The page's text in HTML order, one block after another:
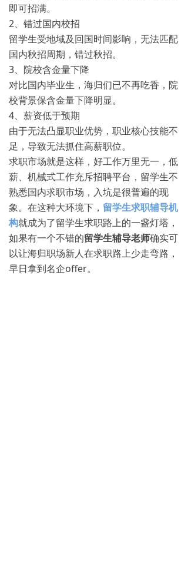
即可招满。
2、错过国内校招
留学生受地域及回国时间影响，无法匹配
国内秋招周期，错过秋招。
3、院校含金量下降
对比国内毕业生，海归们已不再吃香，院
校背景保含金量下降明显。
4、薪资低于预期
由于无法凸显职业优势，职业核心技能不
足，导致无法抓住高薪职位。
求职市场就是这样，好工作万里无一，低
薪、机械式工作充斥招聘平台，留学生不
熟悉国内求职市场，入坑是很普遍的现
象。在这种大环境下， 留学生求职辅导机
构就成为了留学生求职路上的一盏灯塔，
如果有一个不错的留学生辅导老师确实可
以让海归职场新人在求职路上少走弯路，
早日拿到名企offer。